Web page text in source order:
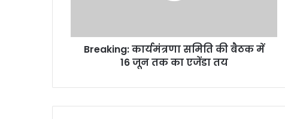
तक
Breaking: कार्यमंत्रणा समिति की बैठक में
16 जून तक का एजेंडा तय